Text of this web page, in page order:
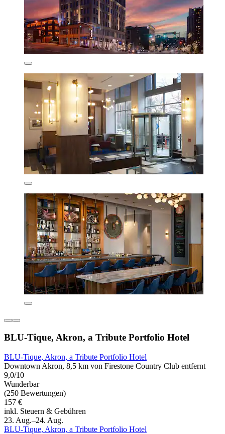
BLU-Tique, Akron, a Tribute Portfolio Hotel
BLU-Tique, Akron, a Tribute Portfolio Hotel
Downtown Akron, 8,5 km von Firestone Country Club entfernt
9,0/10
Wunderbar
(250 Bewertungen)
157 €
inkl. Steuern & Gebühren
23. Aug.–24. Aug.
BLU-Tique, Akron, a Tribute Portfolio Hotel